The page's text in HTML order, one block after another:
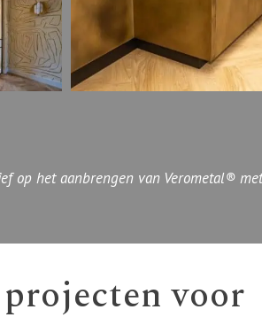
op het aanbrengen van Verometal®
voor